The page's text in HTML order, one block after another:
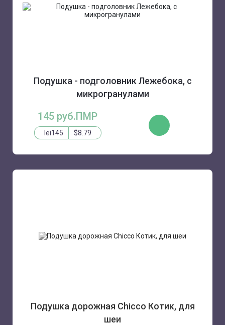
Подушка - подголовник Лежебока, с
микрогранулами
145 руб.ПМР
lei145 $8.79
ЗАКАЗАТЬ
Подушка дорожная Chicco Котик, для
шеи